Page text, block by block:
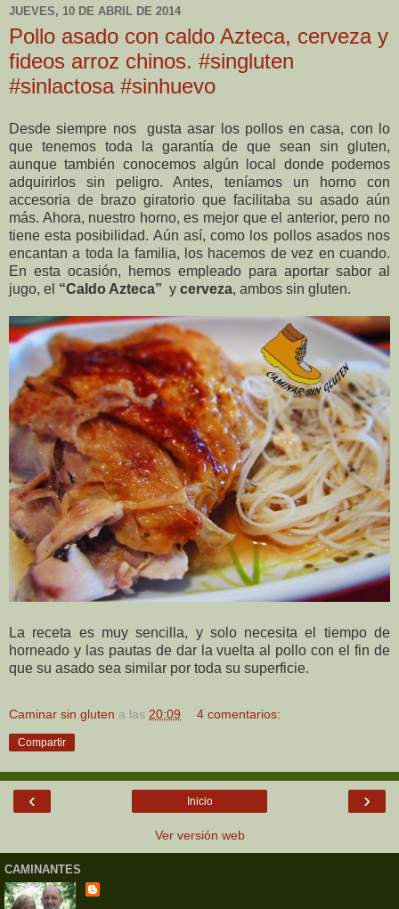
JUEVES, 10 DE ABRIL DE 2014
Pollo asado con caldo Azteca, cerveza y
fideos arroz chinos. #singluten
#sinlactosa #sinhuevo
Desde siempre nos gusta asar los pollos en casa, con lo
que tenemos toda la garantía de que sean sin gluten,
aunque también conocemos algún local donde podemos
adquirirlos sin peligro. Antes, teníamos un horno con
accesoria de brazo giratorio que facilitaba su asado aún
más. Ahora, nuestro horno, es mejor que el anterior, pero no
tiene esta posibilidad. Aún así, como los pollos asados nos
encantan a toda la familia, los hacemos de vez en cuando.
En esta ocasión, hemos empleado para aportar sabor al
jugo, el “Caldo Azteca” y cerveza, ambos sin gluten.
La receta es muy sencilla, y solo necesita el tiempo de
horneado y las pautas de dar la vuelta al pollo con el fin de
que su asado sea similar por toda su superficie.
Caminar sin gluten a las 20:09 4 comentarios:
Compartir
‹ ›
Inicio
Ver versión web
CAMINANTES